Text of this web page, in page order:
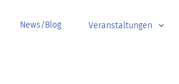
News/Blog Veranstaltungen